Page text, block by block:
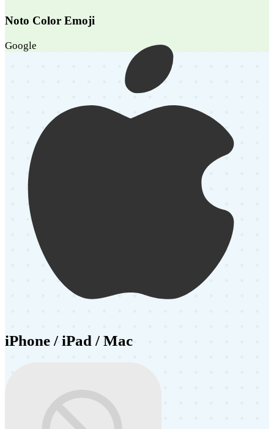
Noto Color Emoji
Google
iPhone / iPad / Mac